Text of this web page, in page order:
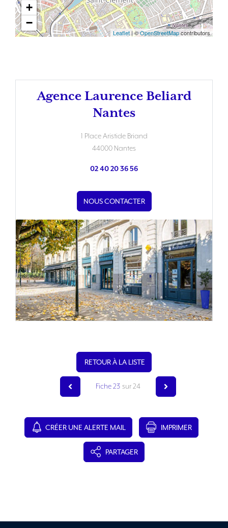
+
−
Leaflet| ©OpenStreetMapcontributors
Agence Laurence Beliard
Nantes
1 Place Aristide Briand
44000 Nantes
02 40 20 36 56
NOUS CONTACTER
RETOUR À LA LISTE
Fiche 23 sur 24
CRÉER UNE ALERTE MAIL IMPRIMER
PARTAGER